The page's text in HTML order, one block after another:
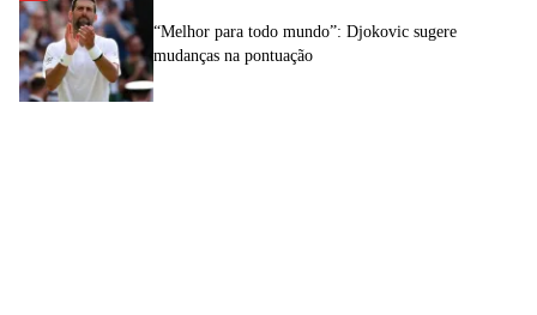
“Melhor para todo mundo”: Djokovic sugere
mudanças na pontuação